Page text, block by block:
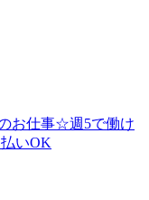
お仕事☆週5で働け
いOK